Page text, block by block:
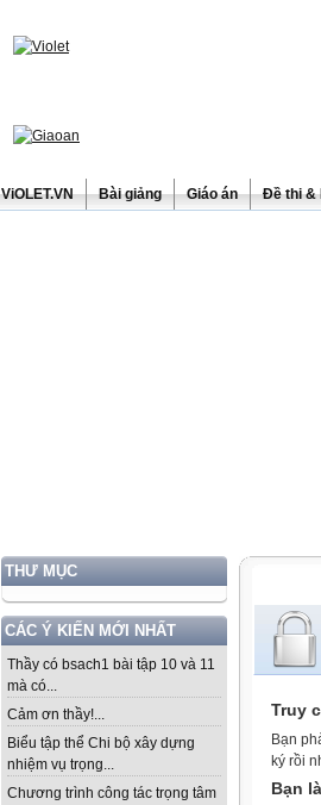
ViOLET.VN Bài giảng Giáo án Đề thi &
THƯ MỤC
CÁC Ý KIẾN MỚI NHẤT
Thầy có bsach1 bài tập 10 và 11
mà có...
Cảm ơn thầy!...
Biểu tập thể Chi bộ xây dựng
nhiệm vụ trọng...
Chương trình công tác trọng tâm
Truy
Bạn
ký rồi
Bạn